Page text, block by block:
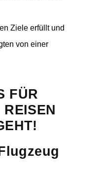
Ziele erfüllt und
von einer
FÜR